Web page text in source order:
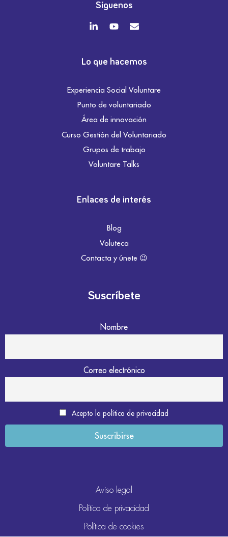
Síguenos
Lo que hacemos
Experiencia Social Voluntare
Punto de voluntariado
Área de innovación
Curso Gestión del Voluntariado
Grupos de trabajo
Voluntare Talks
Enlaces de interés
Blog
Voluteca
Contacta y únete 😉
Suscríbete
Nombre
Correo electrónico
Acepto la política de privacidad
Aviso legal
Política de privacidad
Política de cookies